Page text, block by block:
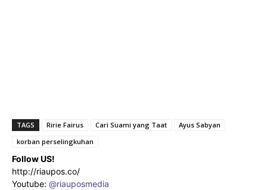
TAGS Ririe Fairus Cari Suami yang Taat
Ayus Sabyan
korban perselingkuhan
Follow US!
http://riaupos.co/
Youtube: @riauposmedia